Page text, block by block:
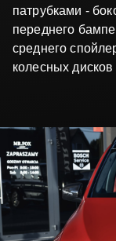
патрубками -
переднего
среднего
колесных дисков